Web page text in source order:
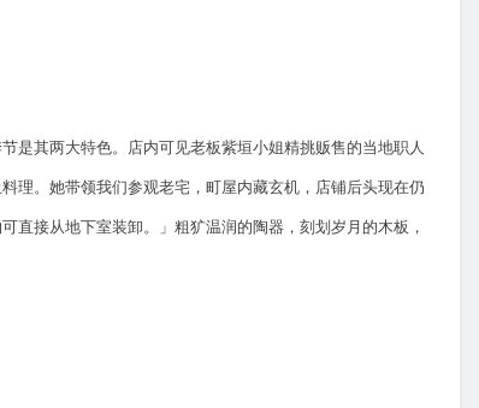
是其两大特色。店内可见老板紫垣小姐精挑贩售的当地职人
理。她带领我们参观老宅，町屋内藏玄机，店铺后头现在仍
直接从地下室装卸。」粗犷温润的陶器，刻划岁月的木板，